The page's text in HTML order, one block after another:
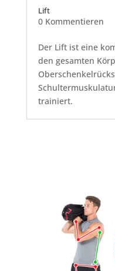
Lift
0 Kommentieren
Der Lift ist eine
den gesamten
trainiert.